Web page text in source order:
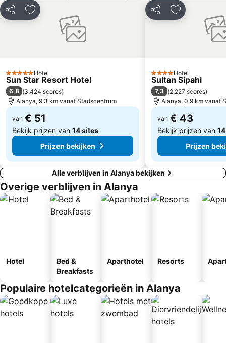
Delen Toevoegen aan favorieten
5 SterrenHotel
Sun Star Resort Hotel
6,8 (3.424 scores)
Alanya, 9.3 km vanaf Stadscentrum
van € 51
Bekijk prijzen van 14 sites
Prijzen bekijken
Delen Toevoegen
4 SterrenHotel
Sultan Sipahi
7,3 (2.227 scores)
Alanya, 0.9 km vanaf
van € 43
Bekijk prijzen van
Prijzen
Alle verblijven in Alanya bekijken
Overige verblijven in Alanya
Hotel
Bed &
Breakfasts
Aparthotel Resorts
Populaire hotelcategorieën in Alanya